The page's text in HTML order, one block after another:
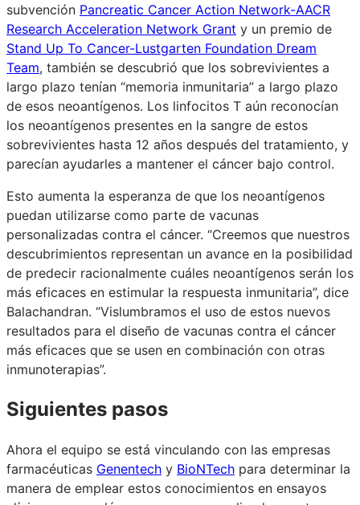
subvención Pancreatic Cancer Action Network-AACR
Research Acceleration Network Grant y un premio de
Stand Up To Cancer-Lustgarten Foundation Dream
Team, también se descubrió que los sobrevivientes a
largo plazo tenían “memoria inmunitaria” a largo plazo
de esos neoantígenos. Los linfocitos T aún reconocían
los neoantígenos presentes en la sangre de estos
sobrevivientes hasta 12 años después del tratamiento, y
parecían ayudarles a mantener el cáncer bajo control.
Esto aumenta la esperanza de que los neoantígenos
puedan utilizarse como parte de vacunas
personalizadas contra el cáncer. “Creemos que nuestros
descubrimientos representan un avance en la posibilidad
de predecir racionalmente cuáles neoantígenos serán los
más eficaces en estimular la respuesta inmunitaria”, dice
Balachandran. “Vislumbramos el uso de estos nuevos
resultados para el diseño de vacunas contra el cáncer
más eficaces que se usen en combinación con otras
inmunoterapias”.
Siguientes pasos
Ahora el equipo se está vinculando con las empresas
farmacéuticas Genentech y BioNTech para determinar la
manera de emplear estos conocimientos en ensayos